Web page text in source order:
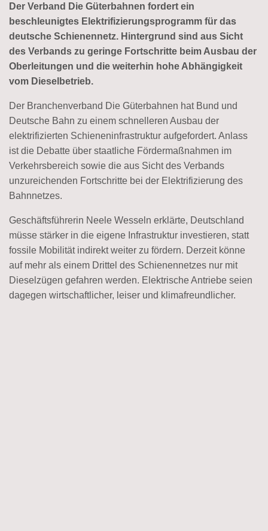
Der Verband Die Güterbahnen fordert ein
beschleunigtes Elektrifizierungsprogramm für das
deutsche Schienennetz. Hintergrund sind aus Sicht
des Verbands zu geringe Fortschritte beim Ausbau der
Oberleitungen und die weiterhin hohe Abhängigkeit
vom Dieselbetrieb.
Der Branchenverband Die Güterbahnen hat Bund und
Deutsche Bahn zu einem schnelleren Ausbau der
elektrifizierten Schieneninfrastruktur aufgefordert. Anlass
ist die Debatte über staatliche Fördermaßnahmen im
Verkehrsbereich sowie die aus Sicht des Verbands
unzureichenden Fortschritte bei der Elektrifizierung des
Bahnnetzes.
Geschäftsführerin Neele Wesseln erklärte, Deutschland
müsse stärker in die eigene Infrastruktur investieren, statt
fossile Mobilität indirekt weiter zu fördern. Derzeit könne
auf mehr als einem Drittel des Schienennetzes nur mit
Dieselzügen gefahren werden. Elektrische Antriebe seien
dagegen wirtschaftlicher, leiser und klimafreundlicher.